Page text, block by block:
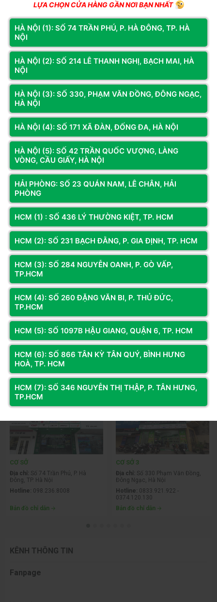
Mã SP: ASUB85006
MAIN ASUS TUF GAMING B850M-
PLUS II DDR5 (AMD B850/
SOCKET AM5/ M-ATX/ 4 KHE
RAM)
Liên hệ
Liên hệ
Mainboard B850 – Bo Mạch Chủ AMD
Thế Hệ Mới
Mainboard B850là chipset mới nhất từ AMD cho socket AM5, hỗ
trợ CPU Ryzen 9000/8000 series. Với PCIe 5.0, DDR5, USB4, Wi-Fi
7, chipset B850 mang đến nền tảng hiện đại với giá thành hợp lý
hơn X870E.Hoàng Long Computer cung cấp mainboard B850
chính hãng từ ASUS, MSI, Gigabyte.
Mua Mainboard B850 Tại Hoàng Long
Computer
Sản phẩmchính hãng, bảo hành chính thức
Giá tốt,combo ưu đãikhi mua kèm CPU Ryzen AM5
Hỗ trợ
Gọi098.236.8008để được tư vấn!
Xem thêm:
Xem thêm
Kết nối với chúng tôi để nhận thông tin khuyến mãi từ Hoàng
Long Computer
Đăng ký
HỆ THỐNG CỬA HÀNG
CƠ SỞ
Địa chỉ: Số 74 Trần Phú, P. Hà
Đông, TP. Hà Nội
Hotline: 098.236.8008
Bản đồ chỉ dẫn
CƠ SỞ 3
Địa chỉ: Số 330 Phạm Văn Đồng,
Đông Ngạc, Hà Nội
Hotline: 0833.921.922 -
0374.120.130
Bản đồ chỉ dẫn
KÊNH THÔNG TIN
Fanpage
LỰA CHỌN CỬA HÀNG GẦN NƠI BẠN NHẤT
HÀ NỘI (1): SỐ 74 TRẦN PHÚ, P. HÀ ĐÔNG, TP. HÀ
NỘI
HÀ NỘI (2): SỐ 214 LÊ THANH NGHỊ, BẠCH MAI, HÀ
NỘI
HÀ NỘI (3): SỐ 330, PHẠM VĂN ĐỒNG, ĐÔNG NGẠC,
HÀ NỘI
HÀ NỘI (4): SỐ 171 XÃ ĐÀN, ĐỐNG ĐA, HÀ NỘI
HÀ NỘI (5): SỐ 42 TRẦN QUỐC VƯỢNG, LÀNG
VÒNG, CẦU GIẤY, HÀ NỘI
HẢI PHÒNG: SỐ 23 QUÁN NAM, LÊ CHÂN, HẢI
PHÒNG
HCM (1) : SỐ 436 LÝ THƯỜNG KIỆT, TP. HCM
HCM (2): SỐ 231 BẠCH ĐẰNG, P. GIA ĐỊNH, TP. HCM
HCM (3): SỐ 284 NGUYỄN OANH, P. GÒ VẤP,
TP.HCM
HCM (4): SỐ 260 ĐẶNG VĂN BI, P. THỦ ĐỨC,
TP.HCM
HCM (5): SỐ 1097B HẬU GIANG, QUẬN 6, TP. HCM
HCM (6): SỐ 866 TÂN KỲ TÂN QUÝ, BÌNH HƯNG
HOÀ, TP. HCM
HCM (7): SỐ 346 NGUYỄN THỊ THẬP, P. TÂN HƯNG,
TP.HCM